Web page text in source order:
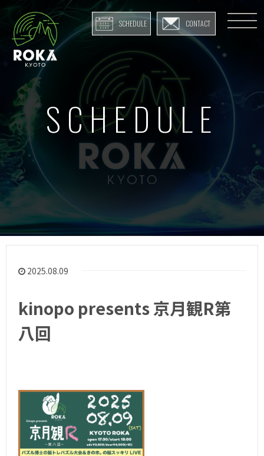
SCHEDULE CONTACT
SCHEDULE
2025.08.09
kinopo presents 京月観R第
八回